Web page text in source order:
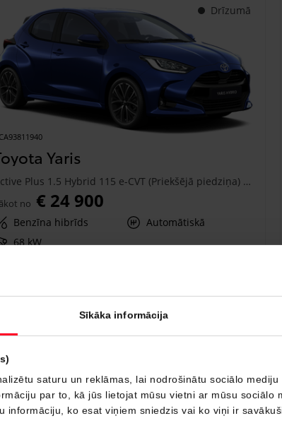
Sīkāka informācija
saturu un reklāmas, lai nodrošinātu sociālo mediju
par to, kā jūs lietojat mūsu vietni ar mūsu sociālo
informāciju, ko esat viņiem sniedzis vai ko viņi ir
Drīzumā
Yaris
Active Plus 1.5 Hybrid 115 e-CVT (Priekšējā piedziņa) (68 kW)
no € 24 900
Benzīna hibrīds
Automātiskā
68 kW
Drīzumā